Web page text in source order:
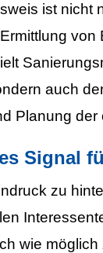
ist nicht
auch
Planung
Signal
zu
wie